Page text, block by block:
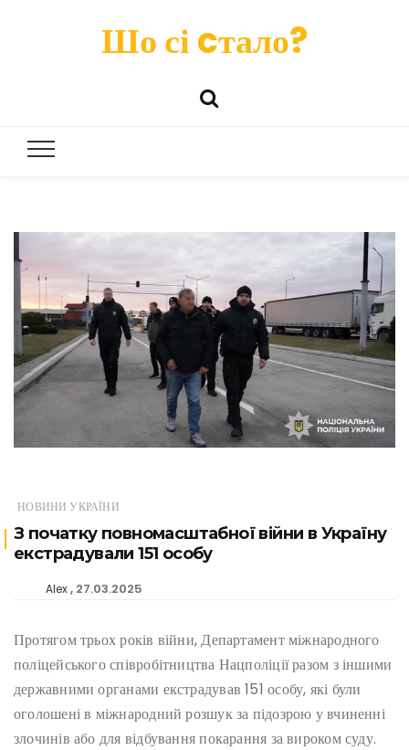
Шо сі cтало?
НОВИНИ УКРАЇНИ
З початку повномасштабної війни в Україну
екстрадували 151 особу
Alex 27.03.2025
Протягом трьох років війни, Департамент міжнародного
поліцейського співробітництва Нацполіції разом з іншими
державними органами екстрадував 151 особу, які були
оголошені в міжнародний розшук за підозрою у вчиненні
злочинів або для відбування покарання за вироком суду.